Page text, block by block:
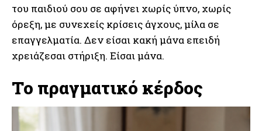
του παιδιού σου σε αφήνει χωρίς ύπνο, χωρίς
όρεξη, με συνεχείς κρίσεις άγχους, μίλα σε
επαγγελματία. Δεν είσαι κακή μάνα επειδή
χρειάζεσαι στήριξη. Είσαι μάνα.
Το πραγματικό κέρδος